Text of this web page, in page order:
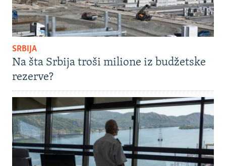
SRBIJA
Na šta Srbija troši milione iz budžetske
rezerve?